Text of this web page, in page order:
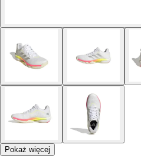
Pokaż więcej